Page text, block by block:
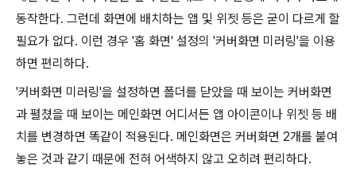
동작한다. 그런데 화면에 배치하는 앱 및 위젯 등은 굳이 다르게 할
필요가 없다. 이런 경우 '홈 화면' 설정의 '커버화면 미러링'을 이용
하면 편리하다.
'커버화면 미러링'을 설정하면 폴더를 닫았을 때 보이는 커버화면
과 펼쳤을 때 보이는 메인화면 어디서든 앱 아이콘이나 위젯 등 배
치를 변경하면 똑같이 적용된다. 메인화면은 커버화면 2개를 붙여
놓은 것과 같기 때문에 전혀 어색하지 않고 오히려 편리하다.